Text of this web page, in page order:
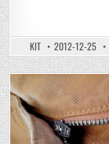
KIT 2012-12-25
Posted
in